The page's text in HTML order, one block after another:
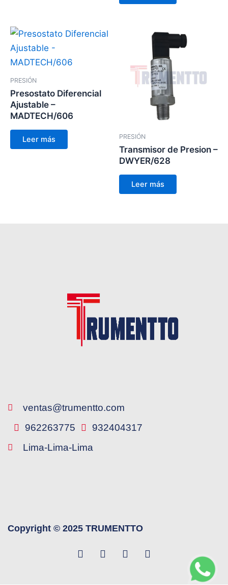
PRESIÓN
Presostato Diferencial
Ajustable –
MADTECH/606
Leer más PRESIÓN
Transmisor de Presion –
DWYER/628
Leer más
ventas@trumentto.com
962263775
932404317
Lima-Lima-Lima
Copyright © 2025 TRUMENTTO
F
a
W
h
Y
o
L
i